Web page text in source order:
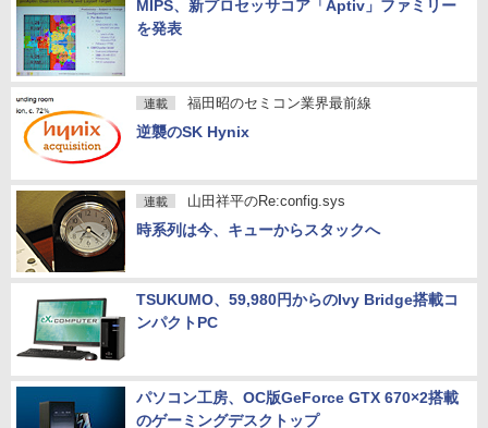
MIPS、新プロセッサコア「Aptiv」ファミリー
を発表
連載 福田昭のセミコン業界最前線
逆襲のSK Hynix
連載 山田祥平のRe:config.sys
時系列は今、キューからスタックへ
TSUKUMO、59,980円からのIvy Bridge搭載コ
ンパクトPC
パソコン工房、OC版GeForce GTX 670×2搭載
のゲーミングデスクトップ